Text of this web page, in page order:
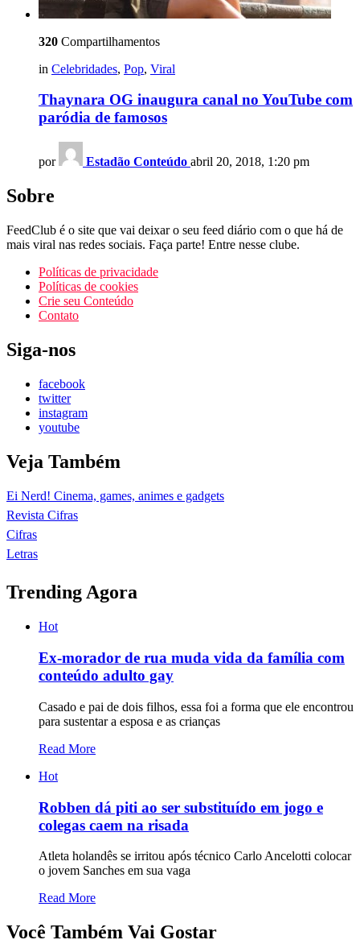
320 Compartilhamentos
in Celebridades, Pop, Viral
Thaynara OG inaugura canal no YouTube com
paródia de famosos
por Estadão Conteúdo abril 20, 2018, 1:20 pm
Sobre
FeedClub é o site que vai deixar o seu feed diário com o que há de
mais viral nas redes sociais. Faça parte! Entre nesse clube.
Políticas de privacidade
Políticas de cookies
Crie seu Conteúdo
Contato
Siga-nos
facebook
twitter
instagram
youtube
Veja Também
Ei Nerd! Cinema, games, animes e gadgets
Revista Cifras
Cifras
Letras
Trending Agora
Hot
Ex-morador de rua muda vida da família com
conteúdo adulto gay
Casado e pai de dois filhos, essa foi a forma que ele encontrou
para sustentar a esposa e as crianças
Read More
Hot
Robben dá piti ao ser substituído em jogo e
colegas caem na risada
Atleta holandês se irritou após técnico Carlo Ancelotti colocar
o jovem Sanches em sua vaga
Read More
Você Também Vai Gostar